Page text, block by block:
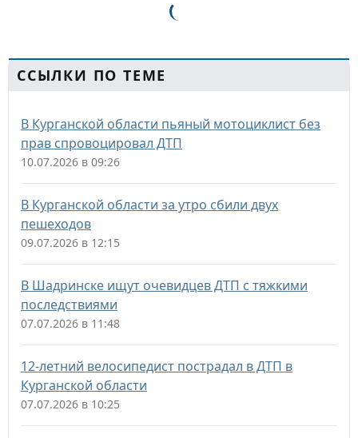
ССЫЛКИ ПО ТЕМЕ
В Курганской области пьяный мотоциклист без
прав спровоцировал ДТП
10.07.2026 в 09:26
В Курганской области за утро сбили двух
пешеходов
09.07.2026 в 12:15
В Шадринске ищут очевидцев ДТП с тяжкими
последствиями
07.07.2026 в 11:48
12-летний велосипедист пострадал в ДТП в
Курганской области
07.07.2026 в 10:25